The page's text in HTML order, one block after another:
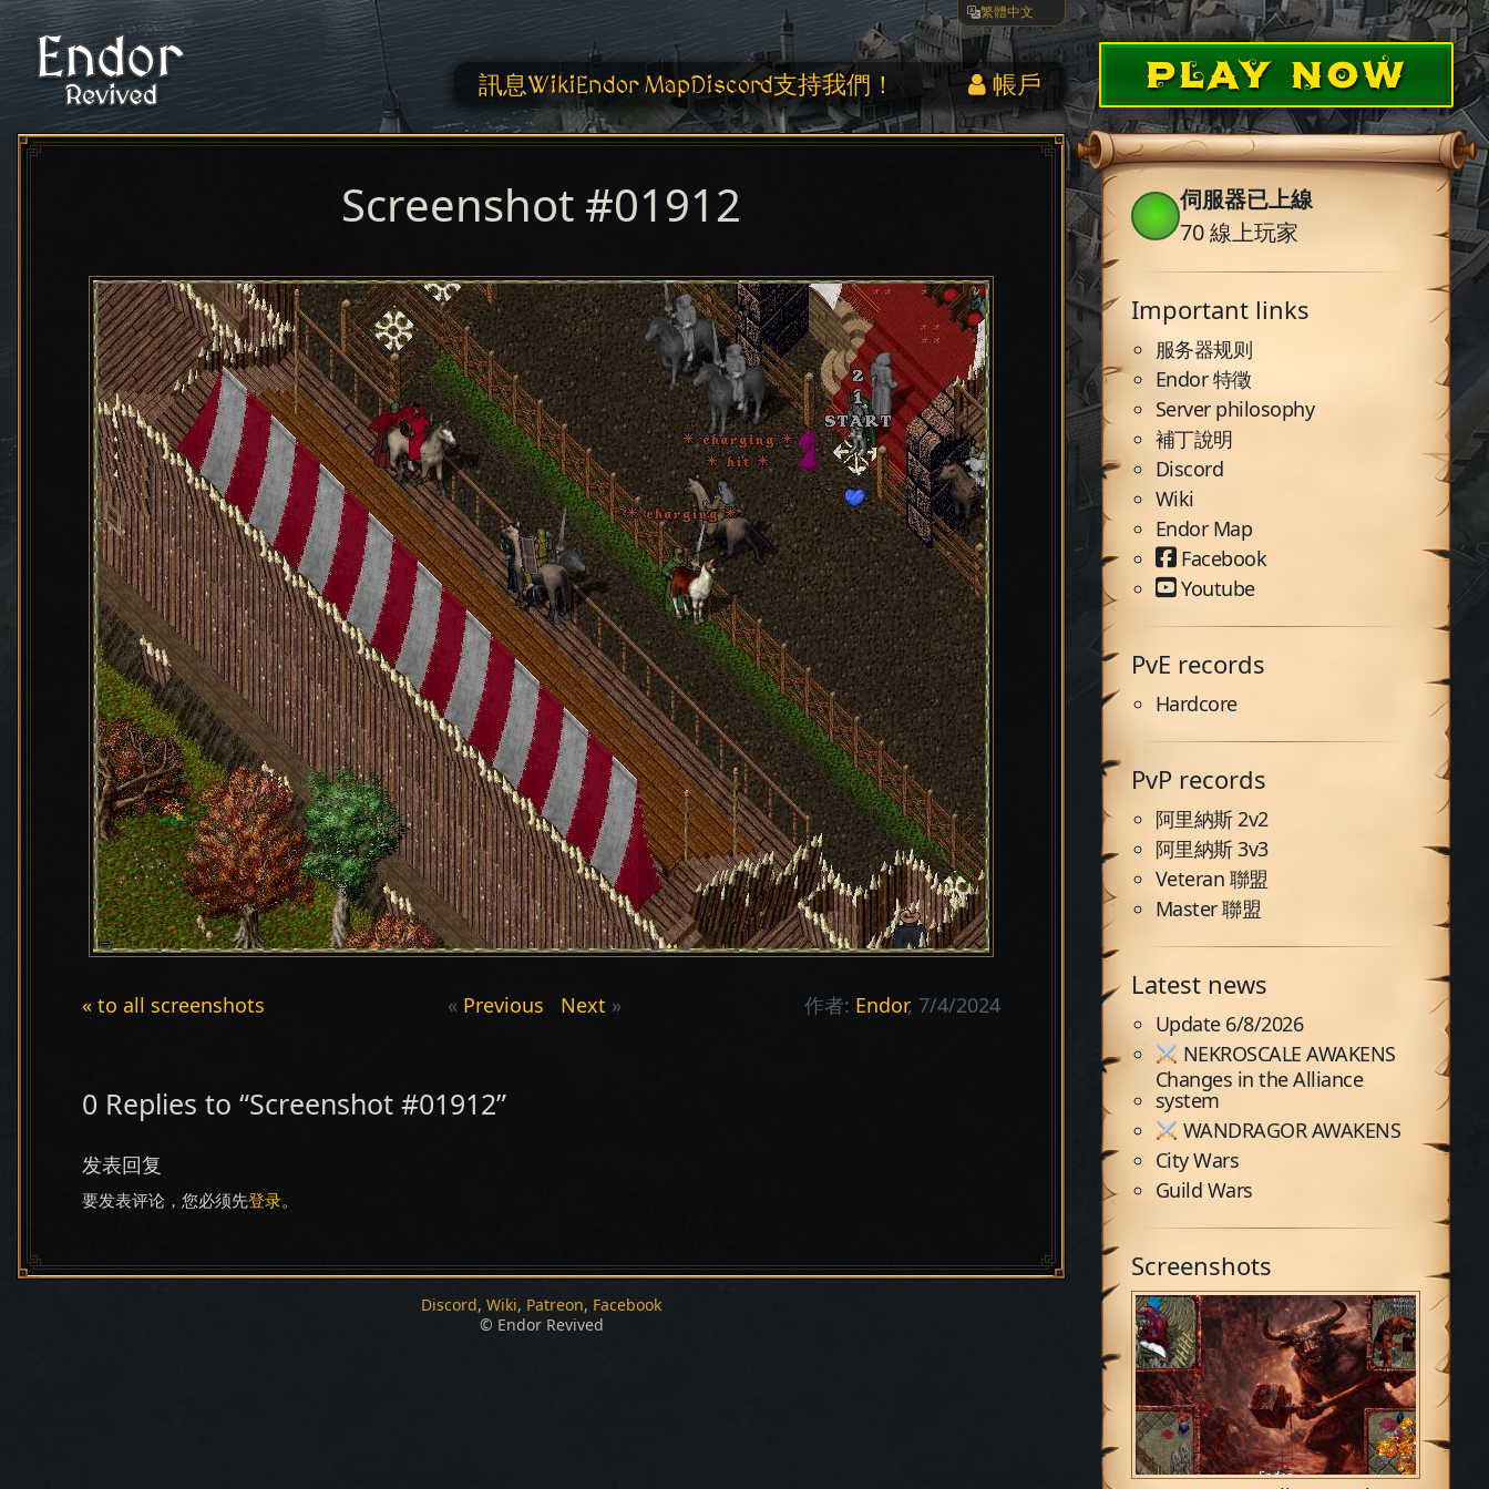
繁體中文
訊息WikiEndor MapDiscord支持我們！ 帳戶
Screenshot #01912
« to all screenshots « Previous Next » 作者: Endor, 7/4/2024
0 Replies to “Screenshot #01912”
发表回复
要发表评论，您必须先登录。
© Endor Revived
Discord Wiki Patreon Facebook
PLAY NOW
伺服器已上線
70線上玩家
Important links
服务器规则
Endor 特徵
Server philosophy
補丁說明
Discord
Wiki
Endor Map
Facebook
Youtube
PvE records
Hardcore
PvP records
阿里納斯 2v2
阿里納斯 3v3
Veteran 聯盟
Master 聯盟
Latest news
Update 6/8/2026
NEKROSCALE AWAKENS
Changes in the Alliance
system
WANDRAGOR AWAKENS
City Wars
Guild Wars
Screenshots